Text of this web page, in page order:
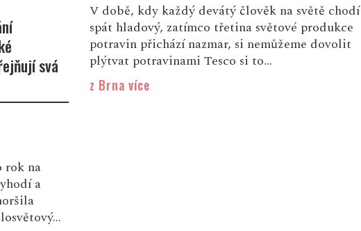
svá
rok na
a
V době, kdy každý devátý člověk na světě chodí
spát hladový, zatímco třetina světové produkce
potravin přichází nazmar, si nemůžeme dovolit
plýtvat potravinami Tesco si to...
z Brna více